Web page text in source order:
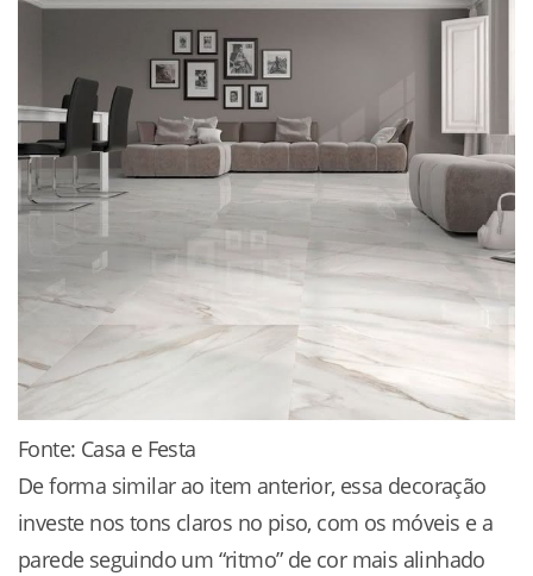
Fonte: Casa e Festa
De forma similar ao item anterior, essa decoração
investe nos tons claros no piso, com os móveis e a
parede seguindo um “ritmo” de cor mais alinhado